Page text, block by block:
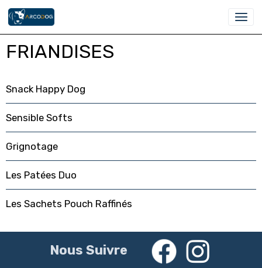
FRIANDISES
Snack Happy Dog
Sensible Softs
Grignotage
Les Patées Duo
Les Sachets Pouch Raffinés
Nous Suivre